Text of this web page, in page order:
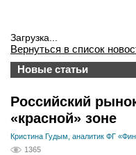
Загрузка...
Вернуться в список
Новые статьи
Российский
«красной» зоне
Кристина Гудым, аналитик ФГ
1365